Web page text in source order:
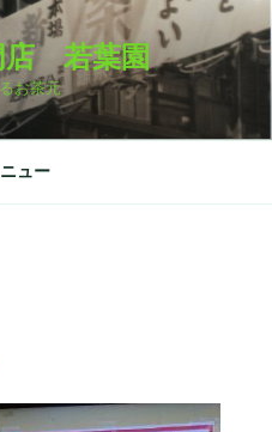
店 若葉園
お茶元
ュー